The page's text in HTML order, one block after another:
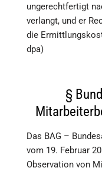
ungerechtfertigt
verlangt, und er
die
dpa)
§
Das BAG –
vom 19. Februar
Observation von